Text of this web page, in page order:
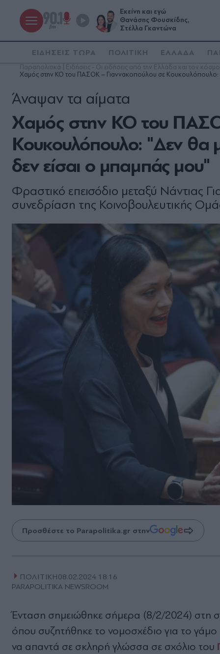
Εκείνη και εγώ
Θανάσης Φουσκίδης,
Στέλλα Γκαντώνα
ΕΙΔΗΣΕΙΣ ΤΩΡΑ ΠΟΛΙΤΙΚΗ ΕΛΛΑΔΑ
Παραπολιτικά | Ειδήσεις - Οι ειδήσεις από την Ελλάδα και τον κόσμο
Χαμός στην ΚΟ του ΠΑΣΟΚ – Γιαννακοπούλου σε Κουκουλόπουλο:
Χαμός στην ΚΟ του
Κουκουλόπουλο: "Δεν θα
δεν είσαι ο μπαμπάς μου"
Άναψαν τα αίματα
Φραστικό επεισόδιο μεταξύ Νάντιας
συνεδρίαση της Κοινοβουλευτικής
Προσθέστε το Parapolitika.gr στην
ΠΟΛΙΤΙΚΗ08.02.2024 18:16
PARAPOLITIKA NEWSROOM
Ένταση σημειώθηκε σήμερα (8/2/2024) στη
όπου συζητήθηκε το νομοσχέδιο για το
να απαντά σε σκληρή γλώσσα σε σχόλιο του